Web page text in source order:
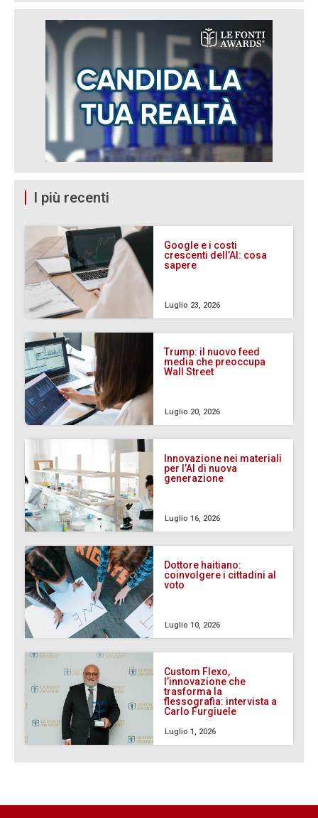
I più recenti
Google e i costi
crescenti dell’AI: cosa
sapere
Luglio 23, 2026
Trump: il nuovo feed
media che preoccupa
Wall Street
Luglio 20, 2026
Innovazione nei materiali
per l’AI di nuova
generazione
Luglio 16, 2026
Dottore haitiano:
coinvolgere i cittadini al
voto
Luglio 10, 2026
Custom Flexo,
l’innovazione che
trasforma la
flessografia: intervista a
Carlo Furgiuele
Luglio 1, 2026